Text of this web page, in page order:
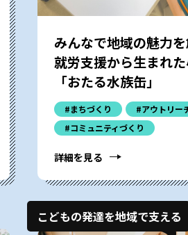
みんなで地域の魅力を
就労支援から生まれ
「おたる水族缶」
#まちづくり
#アウトリー
#コミュニティづくり
詳細を見る
こどもの発達を地域で支える